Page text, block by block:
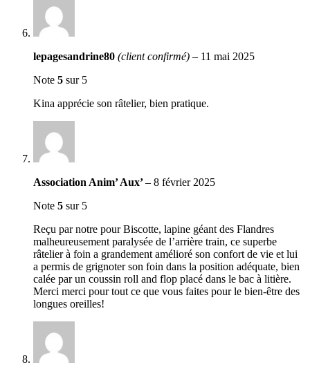
lepagesandrine80 (client confirmé) – 11 mai 2025
Note 5 sur 5
Kina apprécie son râtelier, bien pratique.
Association Anim’ Aux’– 8 février 2025
Note 5 sur 5
Reçu par notre pour Biscotte, lapine géant des Flandres
malheureusement paralysée de l’arrière train, ce superbe
râtelier à foin a grandement amélioré son confort de vie et lui
a permis de grignoter son foin dans la position adéquate, bien
calée par un coussin roll and flop placé dans le bac à litière.
Merci merci pour tout ce que vous faites pour le bien-être des
longues oreilles!